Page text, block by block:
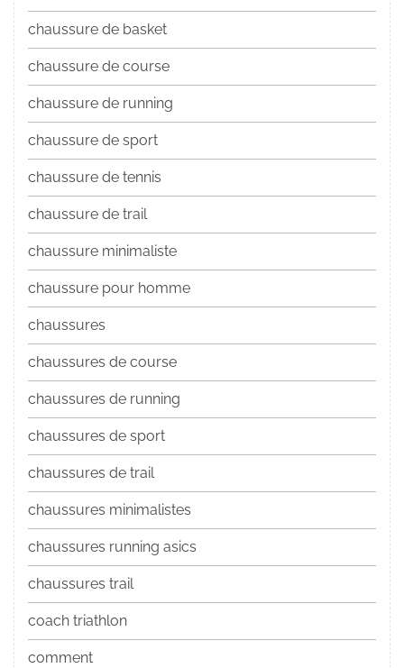
chaussure de basket
chaussure de course
chaussure de running
chaussure de sport
chaussure de tennis
chaussure de trail
chaussure minimaliste
chaussure pour homme
chaussures
chaussures de course
chaussures de running
chaussures de sport
chaussures de trail
chaussures minimalistes
chaussures running asics
chaussures trail
coach triathlon
comment